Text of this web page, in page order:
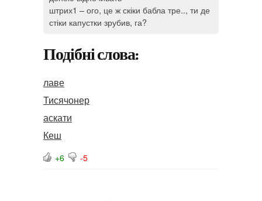
штрих1 – ого, це ж скіки бабла тре.., ти де
стіки капустки зрубив, га?
Подібні слова:
лаве
Тисячонер
аскати
Кеш
+6 -5